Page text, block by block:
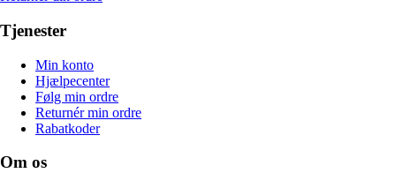
Tjenester
Min konto
Hjælpecenter
Følg min ordre
Returnér min ordre
Rabatkoder
Om os